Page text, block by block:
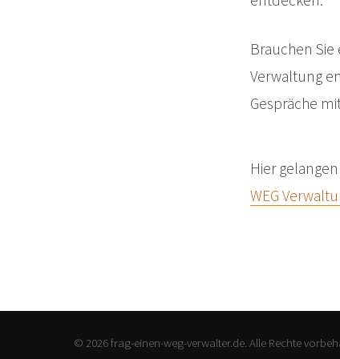
Brauchen Sie
Verwaltung
Gespräche
Hier
WEG
© 2026 frag-einen-weg-verwalter.de. Alle Rechte